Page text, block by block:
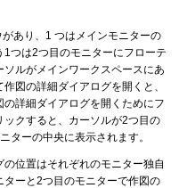
あり、1 つはメインモニターの
つは2つ目のモニターにフローテ
ルがメインワークスペースにあ
図の詳細ダイアログを開くと、
詳細ダイアログを開くためにフ
クすると、カーソルが2つ目の
ターの中央に表示されます。
位置はそれぞれのモニター独自
ーと2つ目のモニターで作図の